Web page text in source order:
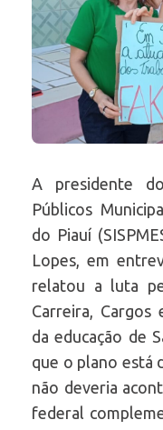
A presidente
Públicos
do Piauí
Lopes, em
relatou a luta
Carreira, Cargos
da educação de
que o plano está
não deveria
federal